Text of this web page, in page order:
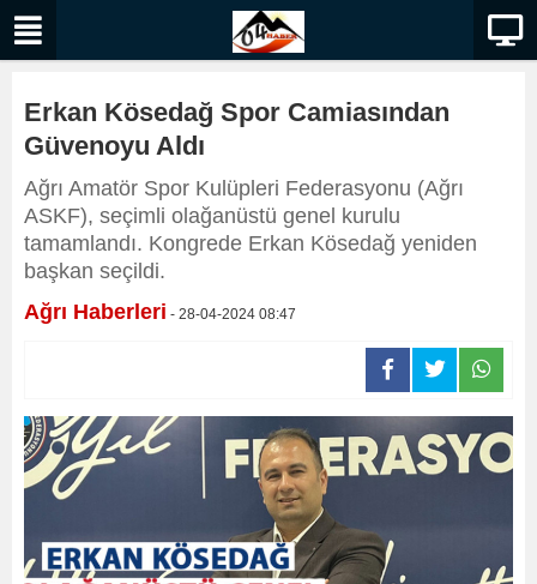
Erkan Kösedağ Spor Camiasından
Güvenoyu Aldı
Ağrı Amatör Spor Kulüpleri Federasyonu (Ağrı
ASKF), seçimli olağanüstü genel kurulu
tamamlandı. Kongrede Erkan Kösedağ yeniden
başkan seçildi.
Ağrı Haberleri - 28-04-2024 08:47